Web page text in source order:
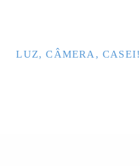
LUZ, CÂMERA, CASEI!